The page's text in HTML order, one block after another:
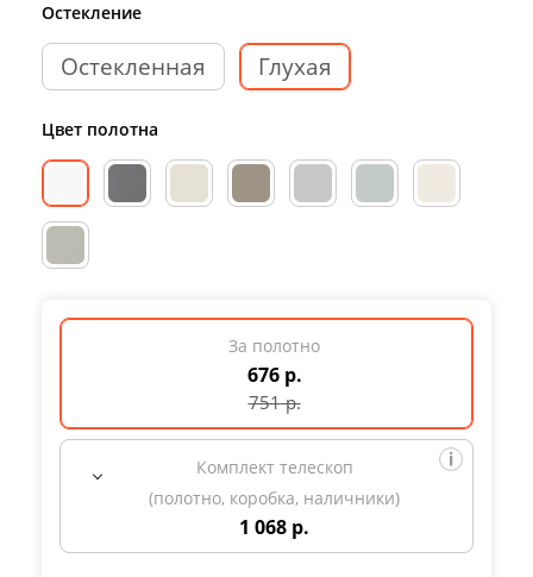
Остекление
Остекленная Глухая
Цвет полотна
За полотно
676 р.
751р.
Комплект телескоп
(полотно, коробка, наличники)
1 068 р.